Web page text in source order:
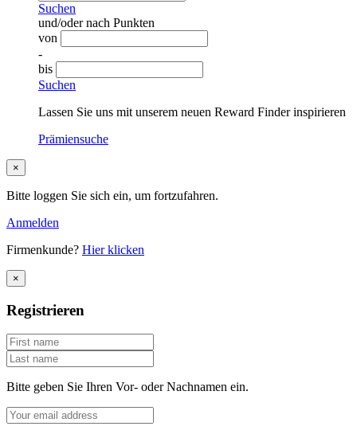
Suchen
und/oder nach Punkten
von
-
bis
Suchen
Lassen Sie uns mit unserem neuen Reward Finder inspirieren
Prämiensuche
×
Bitte loggen Sie sich ein, um fortzufahren.
Anmelden
Firmenkunde? Hier klicken
×
Registrieren
Bitte geben Sie Ihren Vor- oder Nachnamen ein.